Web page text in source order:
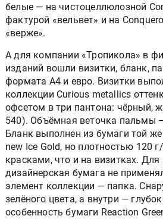
белые — на чистоцеллюлозной
фактурой «вельвет» и на
«верже».
А для компании «Тропикола» в
изданий вошли визитки, бланк,
формата А4 и евро. Визитки
коллекции Curious metallics
офсетом в три пантона: чёрный,
540). Объёмная веточка пальмы
Бланк выполнен из бумаги той же
new Iсe Gold, но плотностью 120
красками, что и на визитках. Для
дизайнерская бумага не
элемент коллекции — папка.
зелёного цвета, а внутри —
особенность бумаги Reaction